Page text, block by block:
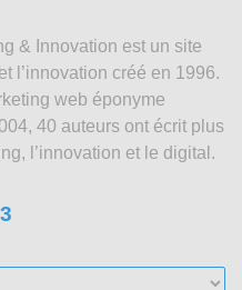
& Innovation est un site
l’innovation créé en 1996.
web éponyme
40 auteurs ont écrit plus
l’innovation et le digital.